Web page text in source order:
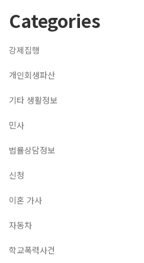
Categories
강제집행
개인회생파산
기타 생활정보
민사
법률상담정보
신청
이혼 가사
자동차
학교폭력사건